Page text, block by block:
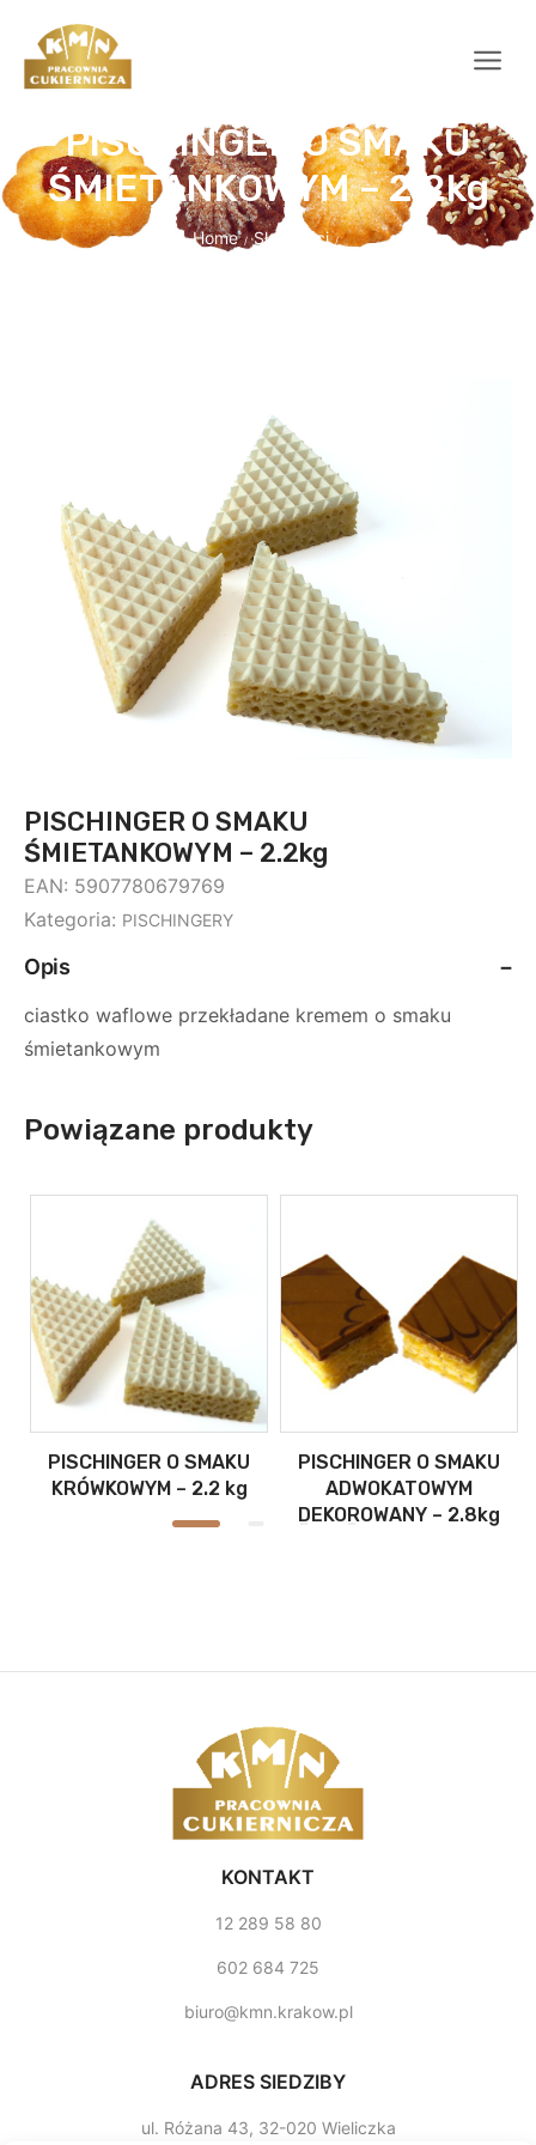
PISCHINGER O SMAKU
ŚMIETANKOWYM – 2.2kg
Home / Słodkości /
PISCHINGER O SMAKU
ŚMIETANKOWYM – 2.2kg
EAN: 5907780679769
Kategoria: PISCHINGERY
Opis
ciastko waflowe przekładane kremem o smaku
śmietankowym
Powiązane produkty
PISCHINGER O SMAKU
KRÓWKOWYM – 2.2 kg
PISCHINGER O SMAKU
ADWOKATOWYM
DEKOROWANY – 2.8kg
KONTAKT
12 289 58 80
602 684 725
biuro@kmn.krakow.pl
ADRES SIEDZIBY
ul. Różana 43, 32­-020 Wieliczka